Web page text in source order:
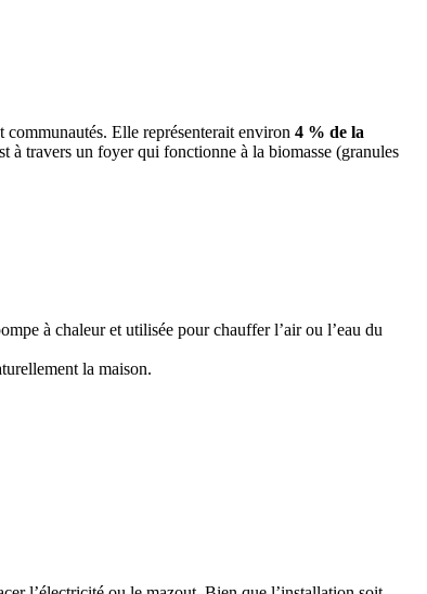
communautés. Elle représenterait environ 4 % de la
à travers un foyer qui fonctionne à la biomasse (granules
à chaleur et utilisée pour chauffer l’air ou l’eau du
la maison.